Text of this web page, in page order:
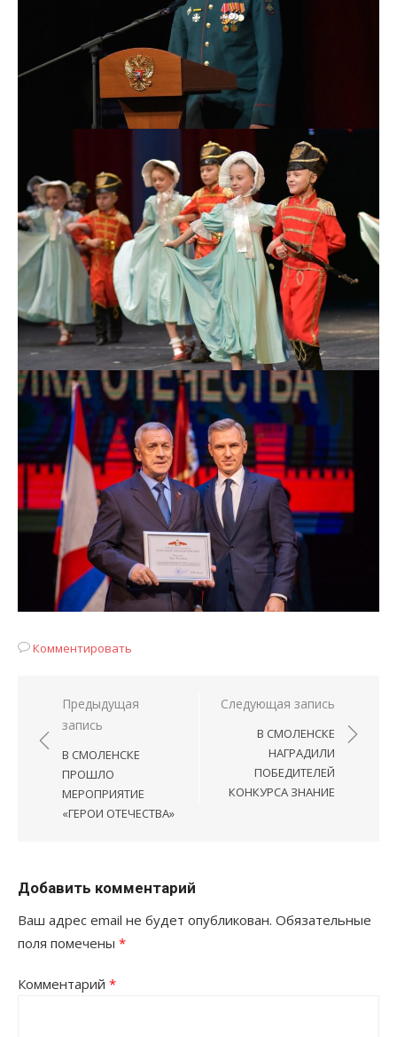
Комментировать
Навигация
по
записям
Предыдущая
запись
В СМОЛЕНСКЕ
ПРОШЛО
МЕРОПРИЯТИЕ
«ГЕРОИ ОТЕЧЕСТВА»
Следующая запись
В СМОЛЕНСКЕ
НАГРАДИЛИ
ПОБЕДИТЕЛЕЙ
КОНКУРСА ЗНАНИЕ
Добавить комментарий
Ваш адрес email не будет опубликован. Обязательные
поля помечены *
Комментарий *